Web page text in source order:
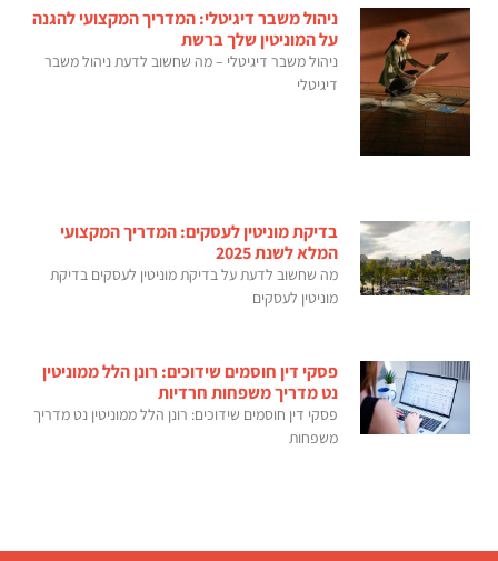
ניהול משבר דיגיטלי: המדריך המקצועי להגנה
על המוניטין שלך ברשת
ניהול משבר דיגיטלי – מה שחשוב לדעת ניהול משבר
דיגיטלי
בדיקת מוניטין לעסקים: המדריך המקצועי
המלא לשנת 2025
מה שחשוב לדעת על בדיקת מוניטין לעסקים בדיקת
מוניטין לעסקים
פסקי דין חוסמים שידוכים: רונן הלל ממוניטין
נט מדריך משפחות חרדיות
פסקי דין חוסמים שידוכים: רונן הלל ממוניטין נט מדריך
משפחות